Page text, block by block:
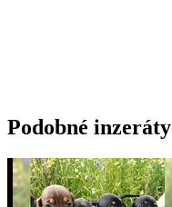
Podobné inzeráty